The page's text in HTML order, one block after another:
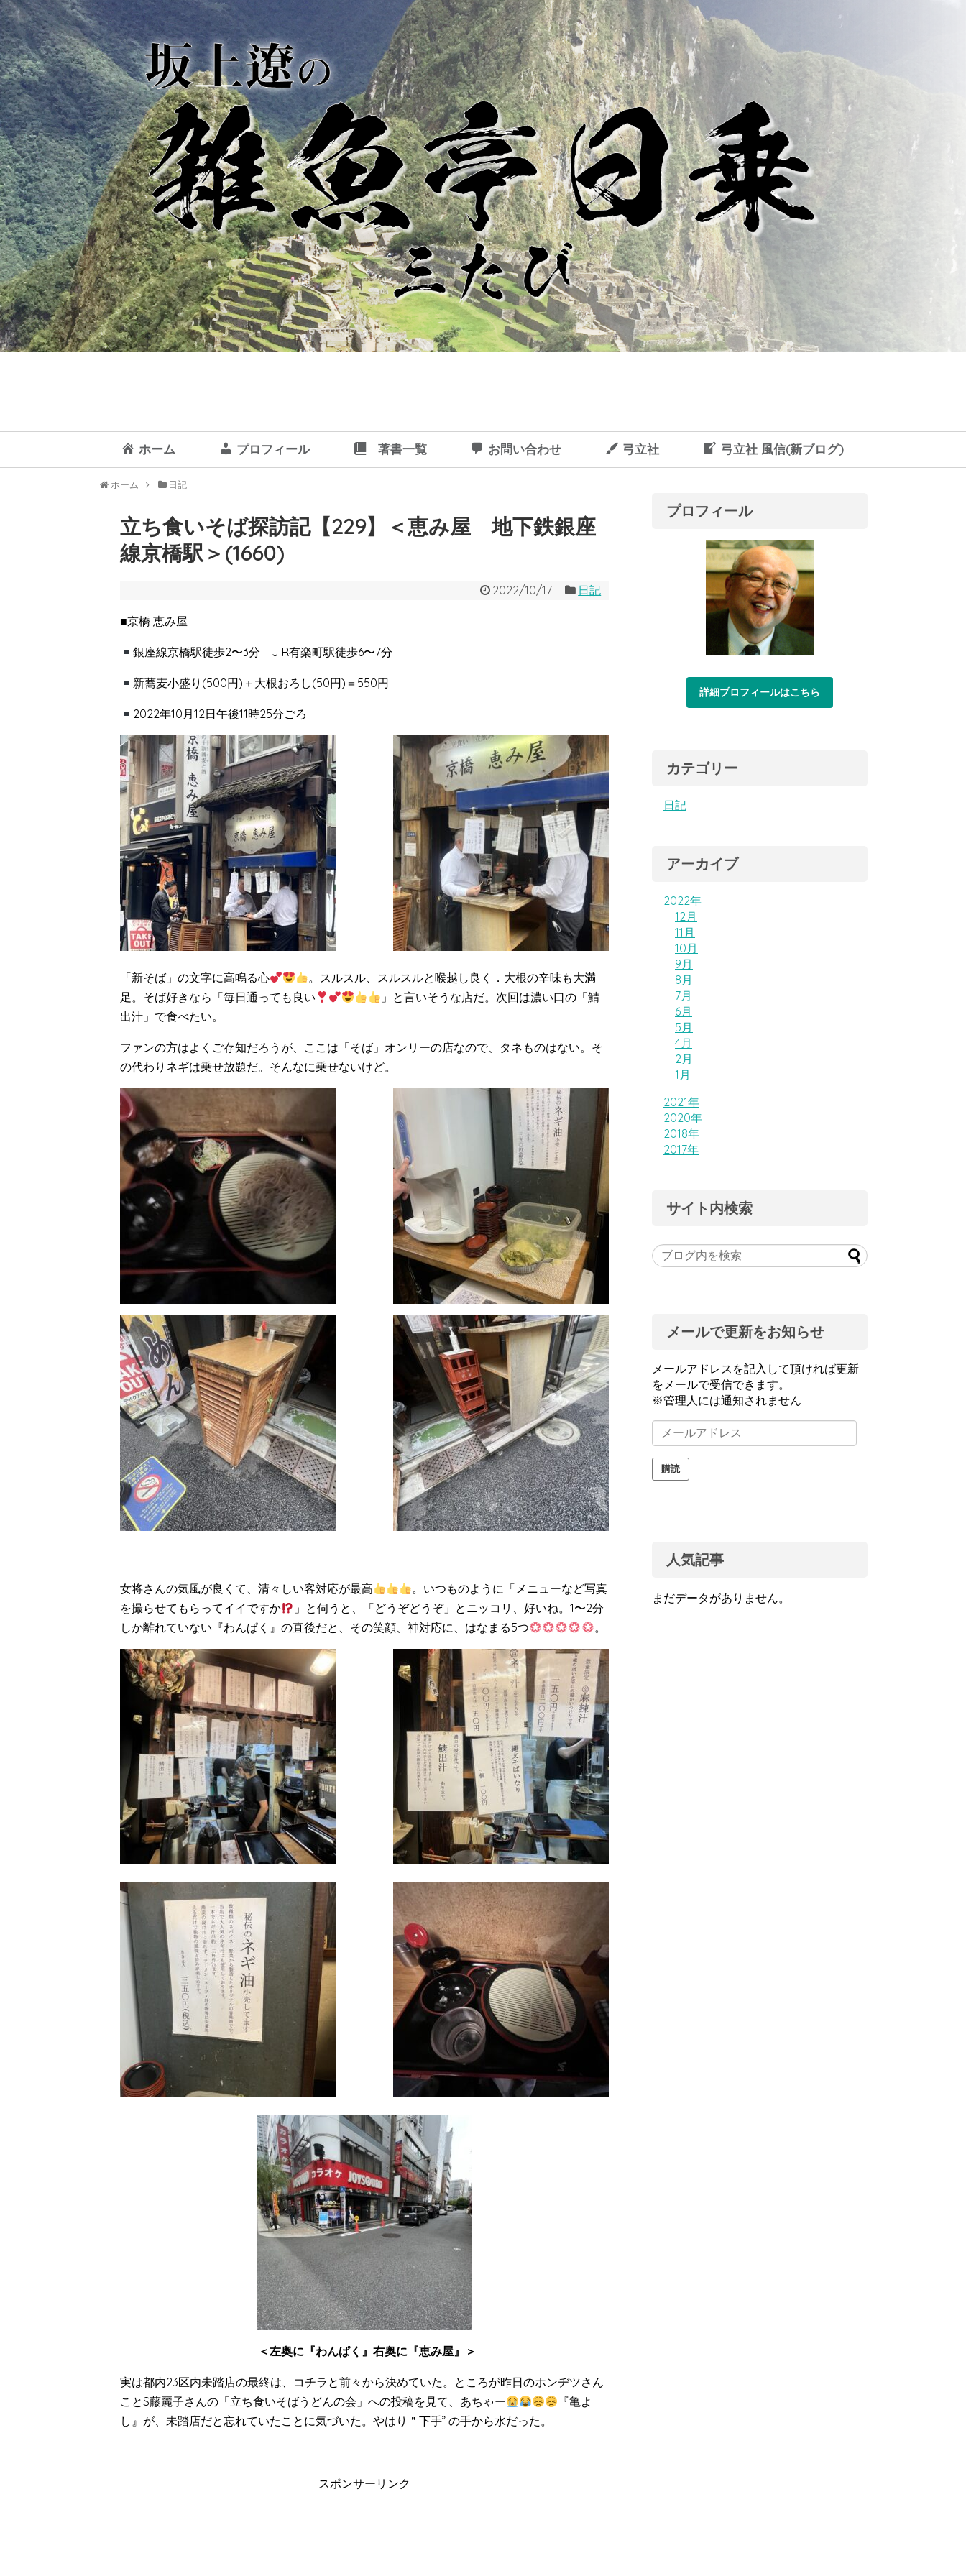
ホーム プロフィール 著書一覧 お問い合わせ 弓立社 弓立社 風信(新ブログ)
ホーム 日記
立ち食いそば探訪記【229】＜恵み屋 地下鉄銀座
線京橋駅＞(1660)
2022/10/17 日記
■京橋 恵み屋
銀座線京橋駅徒歩2〜3分 J R有楽町駅徒歩6〜7分
新蕎麦小盛り(500円)＋大根おろし(50円)＝550円
2022年10月12日午後11時25分ごろ
「新そば」の文字に高鳴る心
。スルスル、スルスルと喉越し良く．大根の辛味も大満
足。そば好きなら「毎日通っても良い
」と言いそうな店だ。次回は濃い口の「鯖
出汁」で食べたい。
ファンの方はよくご存知だろうが、ここは「そば」オンリーの店なので、タネものはない。そ
の代わりネギは乗せ放題だ。そんなに乗せないけど。
女将さんの気風が良くて、清々しい客対応が最高
。いつものように「メニューなど写真
を撮らせてもらってイイですか
」と伺うと、「どうぞどうぞ」とニッコリ、好いね。1〜2分
しか離れていない『わんぱく』の直後だと、その笑顔、神対応に、はなまる5つ
。
＜左奥に『わんぱく』右奥に『恵み屋』＞
実は都内23区内未踏店の最終は、コチラと前々から決めていた。ところが昨日のホンヂツさん
ことS藤麗子さんの「立ち食いそばうどんの会」への投稿を見て、あちゃー
『亀よ
し』が、未踏店だと忘れていたことに気づいた。やはり＂下手” の手から水だった。
スポンサーリンク
プロフィール
詳細プロフィールはこちら
カテゴリー
日記
アーカイブ
2022年
12月
11月
10月
9月
8月
7月
6月
5月
4月
2月
1月
2021年
2020年
2018年
2017年
サイト内検索
メールで更新をお知らせ
メールアドレスを記入して頂ければ更新
をメールで受信できます。
※管理人には通知されません
メ
ー
ル
ア購読
人気記事
まだデータがありません。